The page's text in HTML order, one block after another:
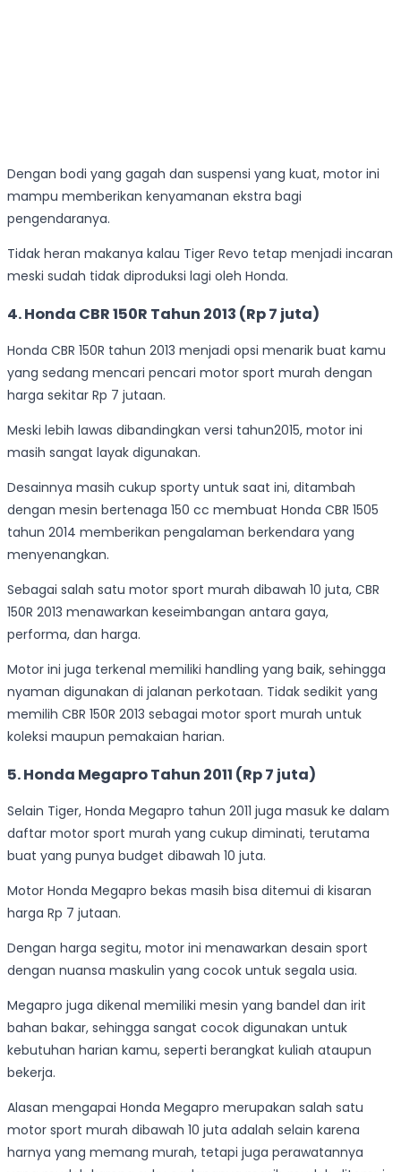
Dengan bodi yang gagah dan suspensi yang kuat, motor ini
mampu memberikan kenyamanan ekstra bagi
pengendaranya.
Tidak heran makanya kalau Tiger Revo tetap menjadi incaran
meski sudah tidak diproduksi lagi oleh Honda.
4. Honda CBR 150R Tahun 2013 (Rp 7 juta)
Honda CBR 150R tahun 2013 menjadi opsi menarik buat kamu
yang sedang mencari pencari motor sport murah dengan
harga sekitar Rp 7 jutaan.
Meski lebih lawas dibandingkan versi tahun2015, motor ini
masih sangat layak digunakan.
Desainnya masih cukup sporty untuk saat ini, ditambah
dengan mesin bertenaga 150 cc membuat Honda CBR 1505
tahun 2014 memberikan pengalaman berkendara yang
menyenangkan.
Sebagai salah satu motor sport murah dibawah 10 juta, CBR
150R 2013 menawarkan keseimbangan antara gaya,
performa, dan harga.
Motor ini juga terkenal memiliki handling yang baik, sehingga
nyaman digunakan di jalanan perkotaan. Tidak sedikit yang
memilih CBR 150R 2013 sebagai motor sport murah untuk
koleksi maupun pemakaian harian.
5. Honda Megapro Tahun 2011 (Rp 7 juta)
Selain Tiger, Honda Megapro tahun 2011 juga masuk ke dalam
daftar motor sport murah yang cukup diminati, terutama
buat yang punya budget dibawah 10 juta.
Motor Honda Megapro bekas masih bisa ditemui di kisaran
harga Rp 7 jutaan.
Dengan harga segitu, motor ini menawarkan desain sport
dengan nuansa maskulin yang cocok untuk segala usia.
Megapro juga dikenal memiliki mesin yang bandel dan irit
bahan bakar, sehingga sangat cocok digunakan untuk
kebutuhan harian kamu, seperti berangkat kuliah ataupun
bekerja.
Alasan mengapai Honda Megapro merupakan salah satu
motor sport murah dibawah 10 juta adalah selain karena
harnya yang memang murah, tetapi juga perawatannya